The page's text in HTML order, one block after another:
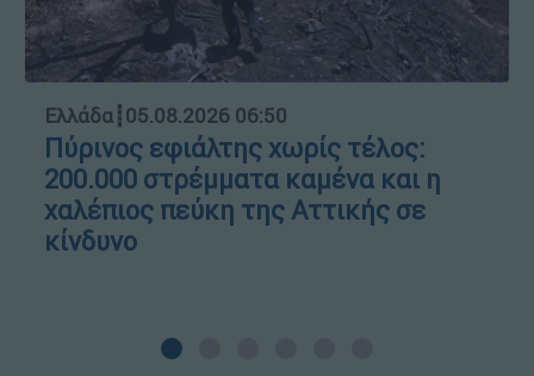
Ελλάδα┋05.08.2026 06:50
Πύρινος εφιάλτης χωρίς τέλος:
200.000 στρέμματα καμένα και η
χαλέπιος πεύκη της Αττικής σε
κίνδυνο